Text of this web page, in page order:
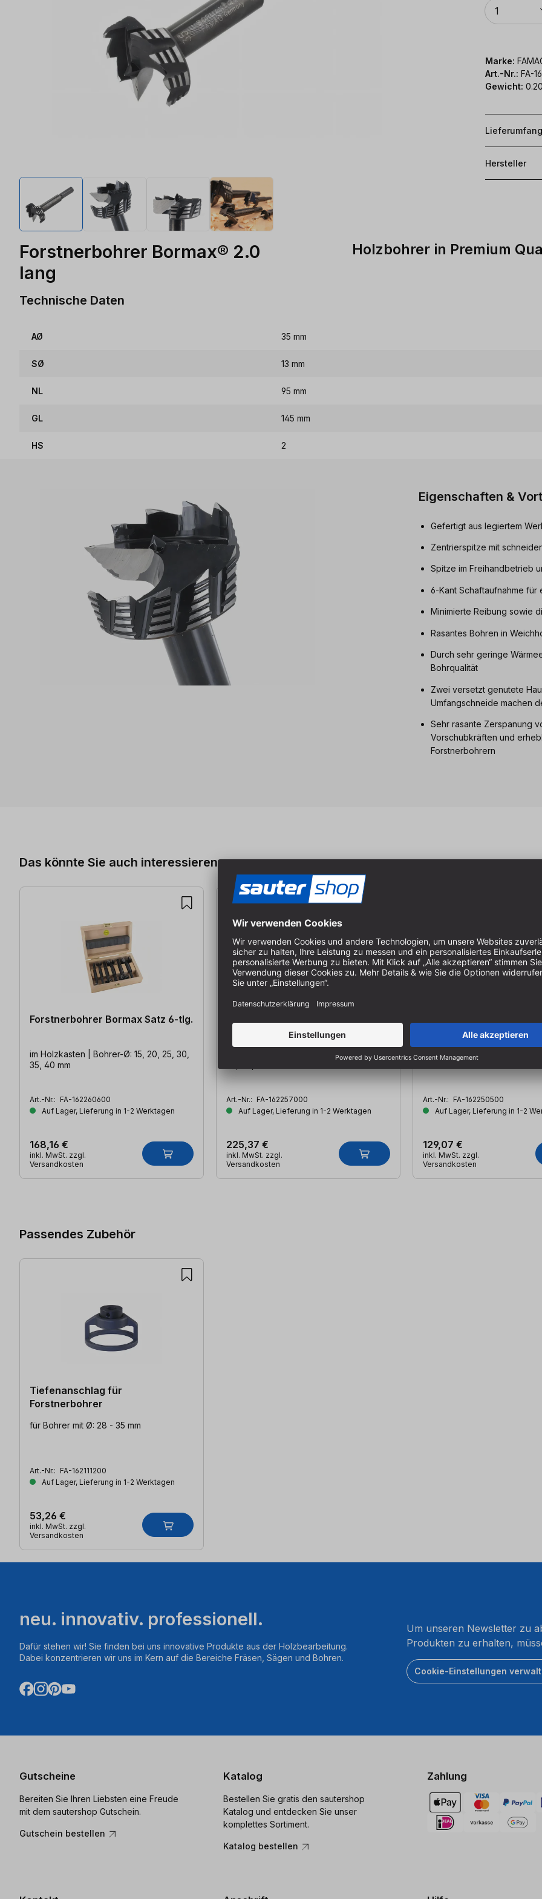
1
Marke:
Art.-Nr.: FA-
Gewicht:
Lieferumfang
Hersteller
Forstnerbohrer Bormax® 2.0
lang
Holzbohrer in Premium
Technische Daten
AØ 35 mm
SØ 13 mm
NL 95 mm
GL 145 mm
HS 2
Eigenschaften &
Gefertigt aus legiertem
Zentrierspitze mit
Spitze im Freihandbetrieb
6-Kant Schaftaufnahme
Minimierte Reibung sowie
Rasantes Bohren in
Durch sehr geringe
Bohrqualität
Zwei versetzt genutete
Umfangschneide machen
Sehr rasante Zerspanung
Vorschubkräften und
Forstnerbohrern
Das könnte Sie auch interessieren
Forstnerbohrer Bormax Satz 6-tlg.
im Holzkasten | Bohrer-Ø: 15, 20, 25, 30,
35, 40 mm
Art.-Nr.: FA-162260600
Auf Lager, Lieferung in 1-2 Werktagen
168,16 €
inkl. MwSt. zzgl.
Versandkosten
im Holzkasten | Bohrer-Ø: 15, 20, 25, 30,
Art.-Nr.: FA-162257000
Auf Lager, Lieferung in 1-2 Werktagen
225,37 €
inkl. MwSt. zzgl.
Versandkosten
im Holzkasten | Bohrer-Ø: 15,
Art.-Nr.: FA-162250500
Auf Lager, Lieferung in 1-2
129,07 €
inkl. MwSt. zzgl.
Versandkosten
Passendes Zubehör
Tiefenanschlag für
Forstnerbohrer
für Bohrer mit Ø: 28 - 35 mm
Art.-Nr.: FA-162111200
Auf Lager, Lieferung in 1-2 Werktagen
53,26 €
inkl. MwSt. zzgl.
Versandkosten
neu. innovativ. professionell.
Dafür stehen wir! Sie finden bei uns innovative Produkte aus der Holzbearbeitung.
Dabei konzentrieren wir uns im Kern auf die Bereiche Fräsen, Sägen und Bohren.
Um unseren Newsletter zu
Produkten zu erhalten,
Cookie-Einstellungen
Gutscheine
Bereiten Sie Ihren Liebsten eine Freude
mit dem sautershop Gutschein.
Gutschein bestellen
Katalog
Bestellen Sie gratis den sautershop
Katalog und entdecken Sie unser
komplettes Sortiment.
Katalog bestellen
Zahlung